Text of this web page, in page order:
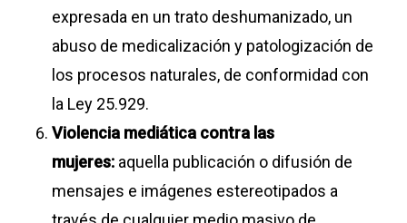
expresada en un trato deshumanizado, un
abuso de medicalización y patologización de
los procesos naturales, de conformidad con
la Ley 25.929.
Violencia mediática contra las
mujeres:aquella publicación o difusión de
mensajes e imágenes estereotipados a